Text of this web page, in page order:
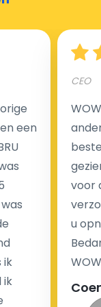
van
rit. In
taxameter
voor de
kosten voor
over uw
bevat alle
prijs die u
een
ik
ik
CEO
voor
u